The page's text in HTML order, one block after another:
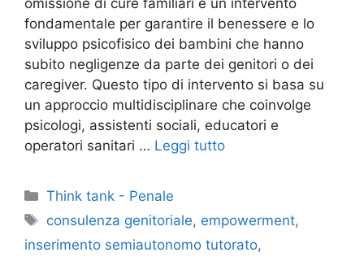
omissione di cure familiari è un intervento
fondamentale per garantire il benessere e lo
sviluppo psicofisico dei bambini che hanno
subito negligenze da parte dei genitori o dei
caregiver. Questo tipo di intervento si basa su
un approccio multidisciplinare che coinvolge
psicologi, assistenti sociali, educatori e
operatori sanitari … Leggi tutto
Categorie
Think tank - Penale
Tag
consulenza genitoriale, empowerment,
inserimento semiautonomo tutorato,